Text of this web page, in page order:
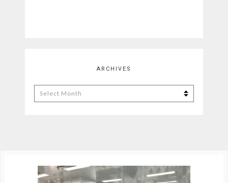
ARCHIVES
Archives